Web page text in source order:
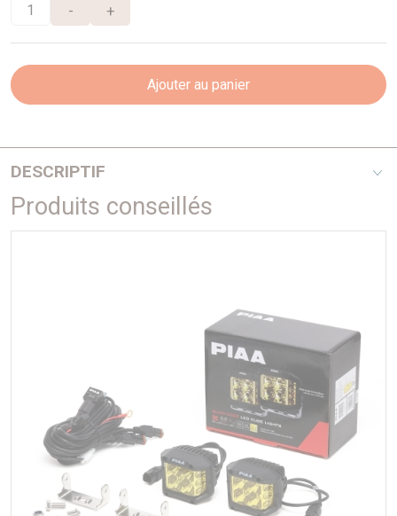
- +
Ajouter au panier
DESCRIPTIF
Alors que seuls quelques constructeurs premium proposent
Le premier est de développer des LEDS suffisamment
puissantes, mais de dimensions contenues.
le deuxième, induit par le premier est de gérer la très haute
température produite de façon proportionnelle. A puissance
donnée, plus la LED est petite, plus elle chauffe.
Grâce à son expérience PIAA a développé une structure
inédite à base de matériaux rares qui évacue les hautes
Produits conseillés